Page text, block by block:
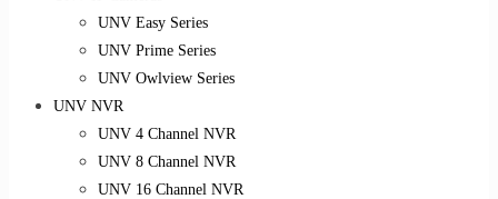
UNV Easy Series
UNV Prime Series
UNV Owlview Series
UNV NVR
UNV 4 Channel NVR
UNV 8 Channel NVR
UNV 16 Channel NVR